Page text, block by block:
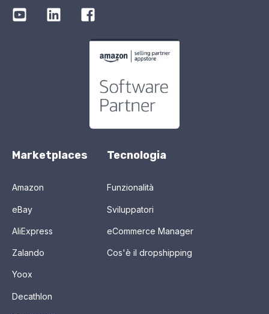
Marketplaces
Amazon
eBay
AliExpress
Zalando
Yoox
Decathlon
Tecnologia
Funzionalità
Sviluppatori
eCommerce Manager
Cos'è il dropshipping